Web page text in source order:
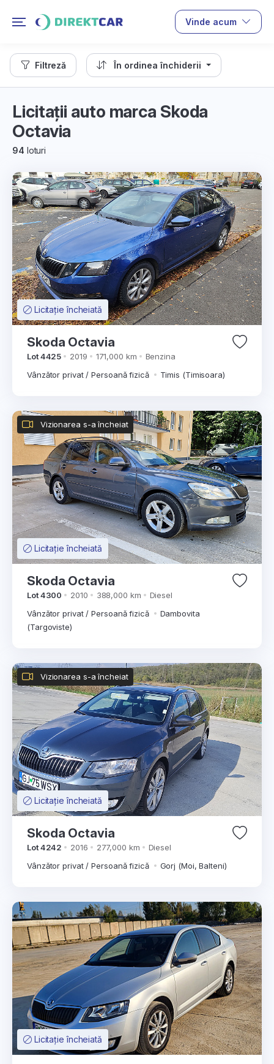
Vinde acum
Filtreză În ordinea închiderii
Licitații auto marca Skoda
Octavia
94 loturi
Licitație încheiată
Skoda Octavia
Lot 4425 2019 171,000 km
Benzina
Vânzător privat / Persoană fizică
Timis (Timisoara)
Licitație încheiată
Vizionarea s-a încheiat
Skoda Octavia
Lot 4300 2010 388,000 km
Diesel
Vânzător privat / Persoană fizică
Dambovita
(Targoviste)
Licitație încheiată
Vizionarea s-a încheiat
Skoda Octavia
Lot 4242 2016 277,000 km
Diesel
Vânzător privat / Persoană fizică
Gorj (Moi, Balteni)
Licitație încheiată